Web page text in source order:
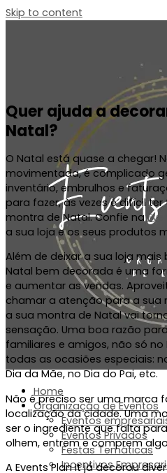
Skip to content
Home
Organização de Eventos
Eventos
Eventos Privados
Festas Temáticas
Incentivos
Quer ajuda a
Natal?
O Natal está quase a chegar!
movimentada,é complicado
inventário, embrulhos e
para fazer,às vezes é difícil ter
montra de Natal. Confie na
a sua loja e os seus produtos
Além de deixar a sua loja
Natal bem decorada é uma
e aumentar as vendas.
chamar a atenção para a sua
a sua montra de Natal vai
sensação. Uma boa razão
familiares e amigos, não só no
todas as ocasiões especiais:
Dia da Mãe, no Dia do Pai, etc.
Não é preciso ser uma marca
localização da cidade. Uma
ser o ingrediente que falta
olhem, entrem e comprem
A Events Plan It já decorou